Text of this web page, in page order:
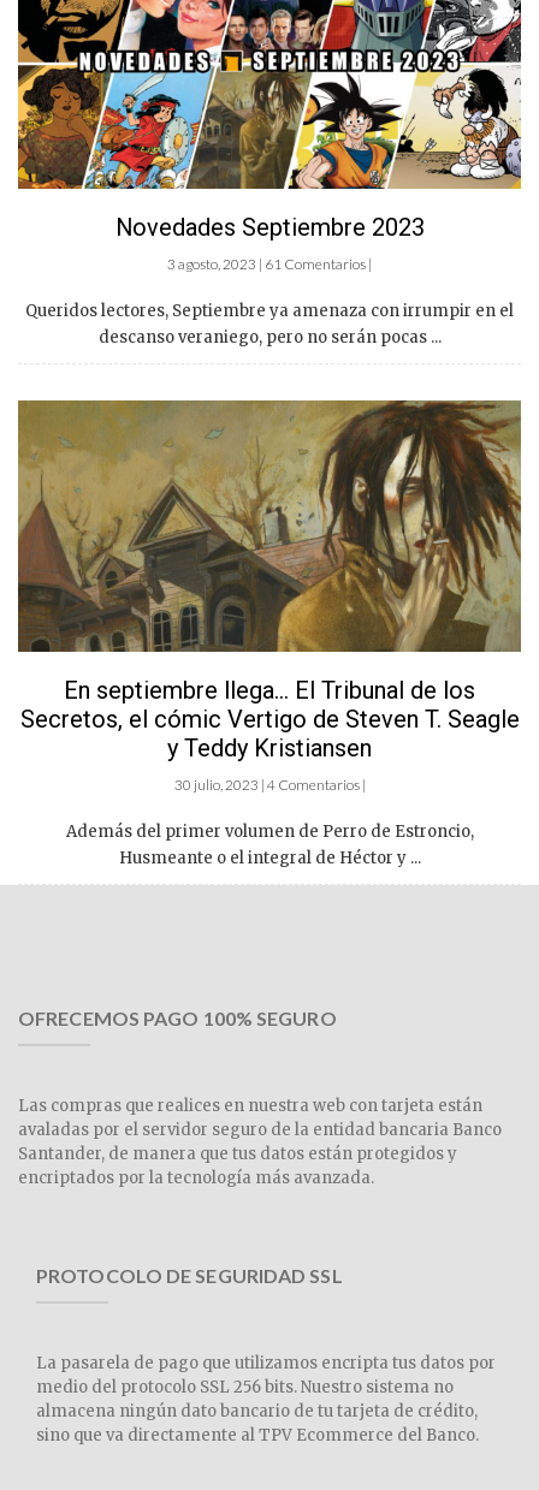
Novedades Septiembre 2023
3 agosto, 2023 | 61 Comentarios |
Queridos lectores, Septiembre ya amenaza con irrumpir en el
descanso veraniego, pero no serán pocas ...
En septiembre llega… El Tribunal de los
Secretos, el cómic Vertigo de Steven T. Seagle
y Teddy Kristiansen
30 julio, 2023 | 4 Comentarios |
Además del primer volumen de Perro de Estroncio,
Husmeante o el integral de Héctor y ...
OFRECEMOS PAGO 100% SEGURO
Las compras que realices en nuestra web con tarjeta están
avaladas por el servidor seguro de la entidad bancaria Banco
Santander, de manera que tus datos están protegidos y
encriptados por la tecnología más avanzada.
PROTOCOLO DE SEGURIDAD SSL
La pasarela de pago que utilizamos encripta tus datos por
medio del protocolo SSL 256 bits. Nuestro sistema no
almacena ningún dato bancario de tu tarjeta de crédito,
sino que va directamente al TPV Ecommerce del Banco.